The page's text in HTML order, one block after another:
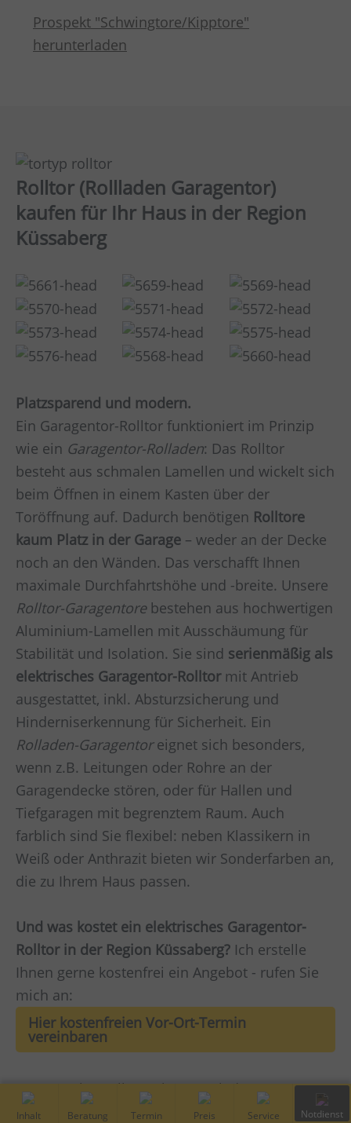
Prospekt "Schwingtore/Kipptore"
herunterladen
Rolltor (Rollladen Garagentor)
kaufen für Ihr Haus in der Region
Küssaberg
Platzsparend und modern.
Ein Garagentor-Rolltor funktioniert im Prinzip
wie ein Garagentor-Rolladen: Das Rolltor
besteht aus schmalen Lamellen und wickelt sich
beim Öffnen in einem Kasten über der
Toröffnung auf. Dadurch benötigen Rolltore
kaum Platz in der Garage – weder an der Decke
noch an den Wänden. Das verschafft Ihnen
maximale Durchfahrtshöhe und -breite. Unsere
Rolltor-Garagentorebestehen aus hochwertigen
Aluminium-Lamellen mit Ausschäumung für
Stabilität und Isolation. Sie sind serienmäßig als
elektrisches Garagentor-Rolltormit Antrieb
ausgestattet, inkl. Absturzsicherung und
Hinderniserkennung für Sicherheit. Ein
Rolladen-Garagentoreignet sich besonders,
wenn z.B. Leitungen oder Rohre an der
Garagendecke stören, oder für Hallen und
Tiefgaragen mit begrenztem Raum. Auch
farblich sind Sie flexibel: neben Klassikern in
Weiß oder Anthrazit bieten wir Sonderfarben an,
die zu Ihrem Haus passen.
Und was kostet ein elektrisches Garagentor-
Rolltor in der Region Küssaberg? Ich erstelle
Ihnen gerne kostenfrei ein Angebot - rufen Sie
mich an:
Hier kostenfreien Vor-Ort-Termin
vereinbaren
Prospekt "Rolltore" herunterladen
Inhalt Kostenfreie Vor-Ort Preis Service